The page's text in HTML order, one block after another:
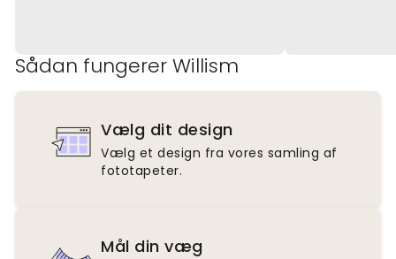
Sådan fungerer Willism
Vælg dit design
Vælg et design fra vores samling af
fototapeter.
Mål din væg